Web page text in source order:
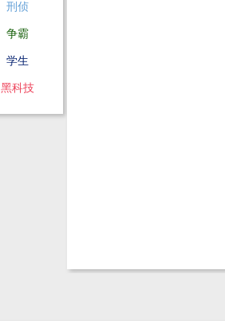
刑侦
争霸
学生
黑科技